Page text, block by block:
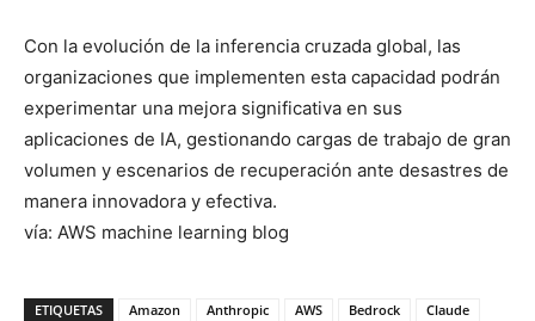
Con la evolución de la inferencia cruzada global, las
organizaciones que implementen esta capacidad podrán
experimentar una mejora significativa en sus
aplicaciones de IA, gestionando cargas de trabajo de gran
volumen y escenarios de recuperación ante desastres de
manera innovadora y efectiva.
vía: AWS machine learning blog
ETIQUETAS Amazon Anthropic AWS Bedrock
Claude